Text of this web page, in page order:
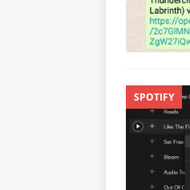
SPOTIFY